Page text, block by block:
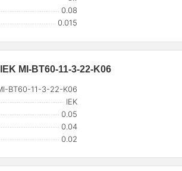
0.08
0.015
MI-BT60-11-3-22-K06
BT60-11-3-22-K06
IEK
0.05
0.04
0.02